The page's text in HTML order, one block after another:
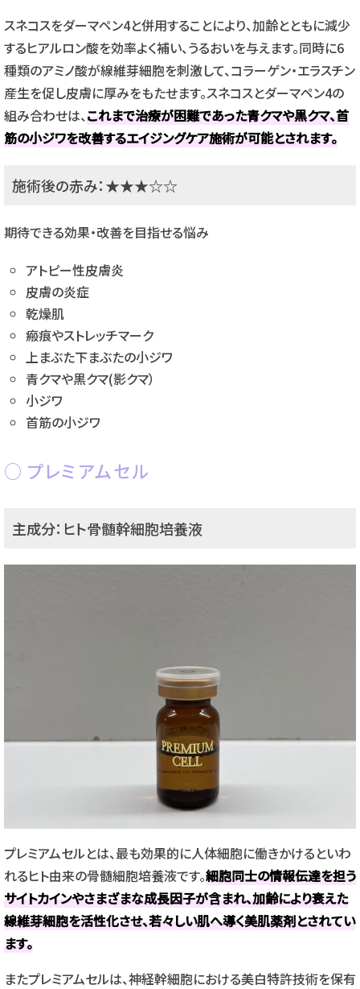
スネコスをダーマペン4と併用することにより、加齢とともに減少
するヒアルロン酸を効率よく補い、うるおいを与えます。同時に6
種類のアミノ酸が線維芽細胞を刺激して、コラーゲン・エラスチン
産生を促し皮膚に厚みをもたせます。スネコスとダーマペン4の
組み合わせは、これまで治療が困難であった青クマや黒クマ、首
筋の小ジワを改善するエイジングケア施術が可能とされます。
施術後の赤み：★★★☆☆
期待できる効果・改善を目指せる悩み
アトピー性皮膚炎
皮膚の炎症
乾燥肌
瘢痕やストレッチマーク
上まぶた下まぶたの小ジワ
青クマや黒クマ(影クマ）
小ジワ
首筋の小ジワ
プレミアムセル
主成分：ヒト骨髄幹細胞培養液
プレミアムセルとは、最も効果的に人体細胞に働きかけるといわ
れるヒト由来の骨髄細胞培養液です。細胞同士の情報伝達を担う
サイトカインやさまざまな成長因子が含まれ、加齢により衰えた
線維芽細胞を活性化させ、若々しい肌へ導く美肌薬剤とされてい
ます。
またプレミアムセルは、神経幹細胞における美白特許技術を保有